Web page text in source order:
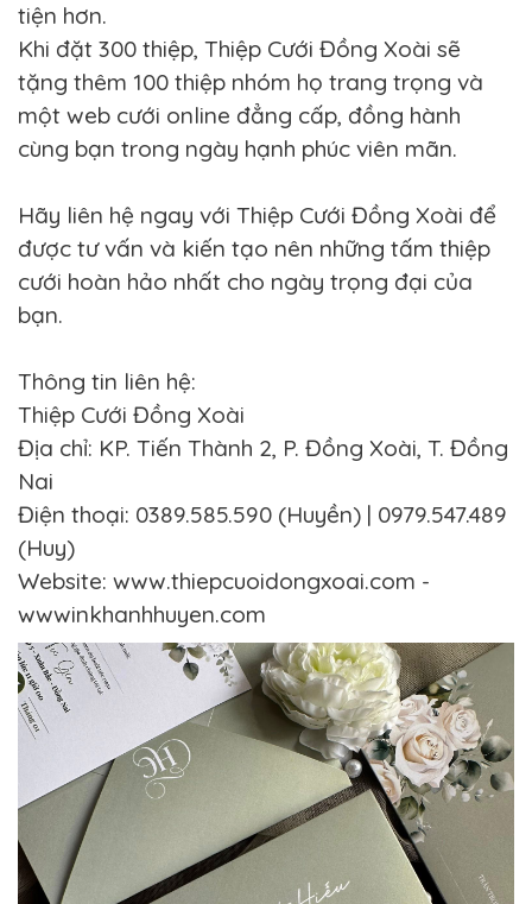
tiện hơn.
Khi đặt 300 thiệp, Thiệp Cưới Đồng Xoài sẽ
tặng thêm 100 thiệp nhóm họ trang trọng và
một web cưới online đẳng cấp, đồng hành
cùng bạn trong ngày hạnh phúc viên mãn.
Hãy liên hệ ngay với Thiệp Cưới Đồng Xoài để
được tư vấn và kiến tạo nên những tấm thiệp
cưới hoàn hảo nhất cho ngày trọng đại của
bạn.
Thông tin liên hệ:
Thiệp Cưới Đồng Xoài
Địa chỉ: KP. Tiến Thành 2, P. Đồng Xoài, T. Đồng
Nai
Điện thoại: 0389.585.590 (Huyền) | 0979.547.489
(Huy)
Website: www.thiepcuoidongxoai.com -
wwwinkhanhhuyen.com